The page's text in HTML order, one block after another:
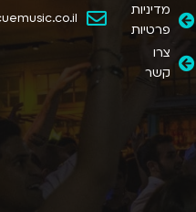
מדיניות
פרטיות
צרו
קשר